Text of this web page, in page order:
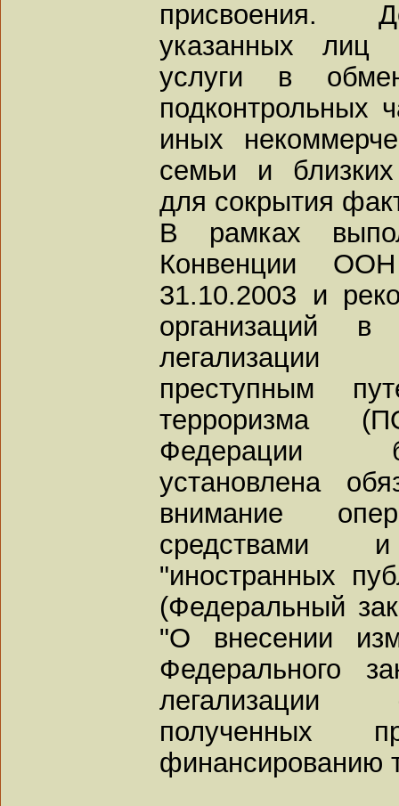
присвоения.
указанных лиц
услуги в
подконтрольных
иных
семьи и близких
для сокрытия
В рамках
Конвенции
31.10.2003 и
организаций в
легализации
преступным
терроризма
Федерации
установлена
внимание
средствами
"иностранных
(Федеральный
"О внесении
Федерального
легализации
полученных
финансированию